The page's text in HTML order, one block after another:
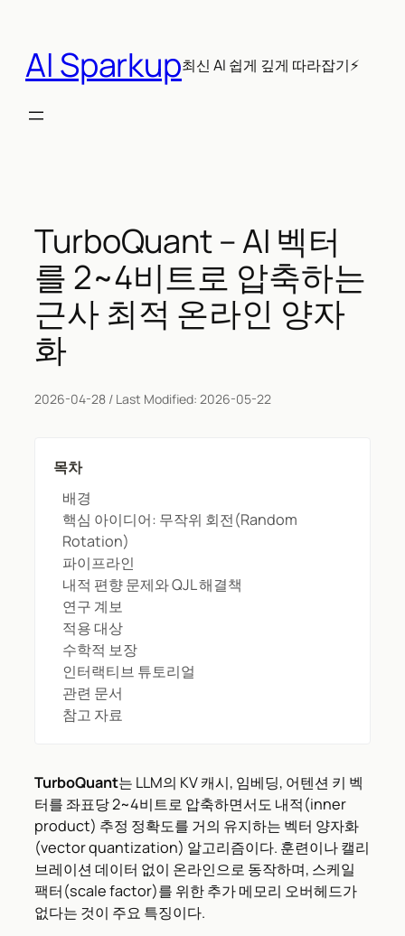
AI Sparkup최신 AI 쉽게 깊게 따라잡기⚡
TurboQuant – AI 벡터
를 2~4비트로 압축하는
근사 최적 온라인 양자
화
2026-04-28 / Last Modified: 2026-05-22
목차
배경
핵심 아이디어: 무작위 회전(Random
Rotation)
파이프라인
내적 편향 문제와 QJL 해결책
연구 계보
적용 대상
수학적 보장
인터랙티브 튜토리얼
관련 문서
참고 자료
TurboQuant는 LLM의 KV 캐시, 임베딩, 어텐션 키 벡
터를 좌표당 2~4비트로 압축하면서도 내적(inner
product) 추정 정확도를 거의 유지하는 벡터 양자화
(vector quantization) 알고리즘이다. 훈련이나 캘리
브레이션 데이터 없이 온라인으로 동작하며, 스케일
팩터(scale factor)를 위한 추가 메모리 오버헤드가
없다는 것이 주요 특징이다.